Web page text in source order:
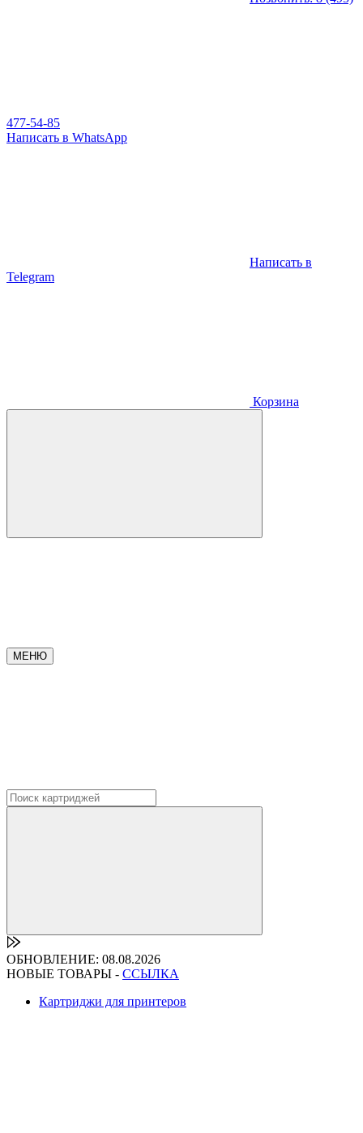
477-54-85
Написать в WhatsApp
Написать в
Telegram
Корзина
МЕНЮ
ОБНОВЛЕНИЕ: 08.08.2026
НОВЫЕ ТОВАРЫ - ССЫЛКА
Картриджи для принтеров